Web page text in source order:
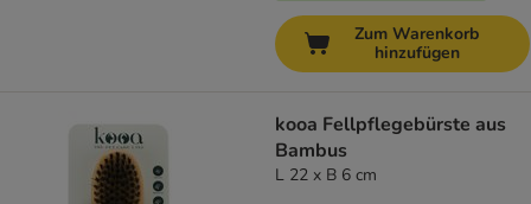
Zum Warenkorb
hinzufügen
kooa Fellpflegebürste aus
Bambus
L 22 x B 6 cm